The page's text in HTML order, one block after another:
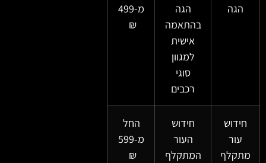
הגה
הגה
בהתאמה
אישית
למגוון
סוגי
רכבים
מ-499
₪
חידוש
עור
מתקלף
חידוש
העור
המתקלף
החל
מ-599
₪